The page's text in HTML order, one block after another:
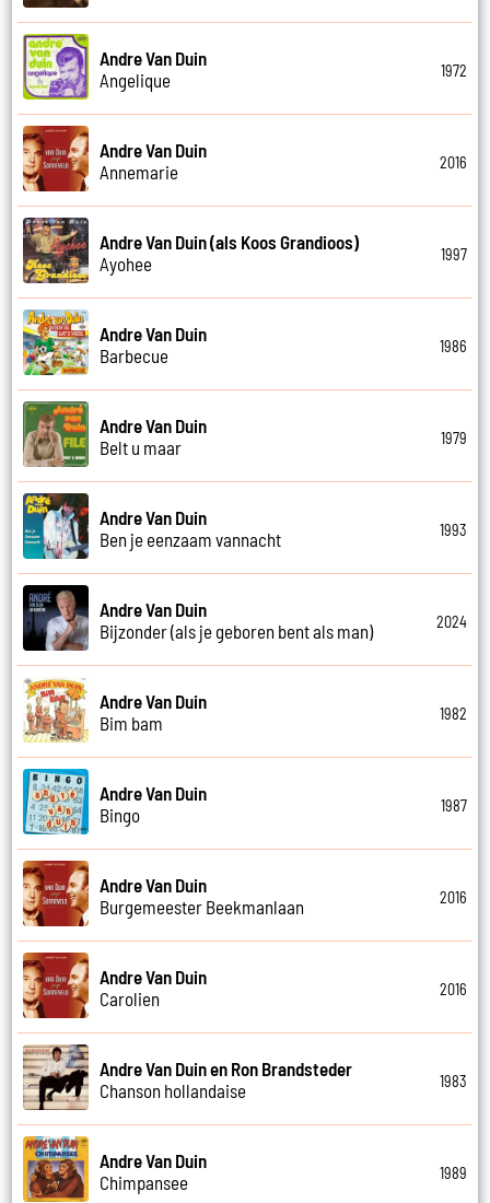
Andre Van Duin
Angelique
1972
Andre Van Duin
Annemarie
2016
Andre Van Duin (als Koos Grandioos)
Ayohee
1997
Andre Van Duin
Barbecue
1986
Andre Van Duin
Belt u maar
1979
Andre Van Duin
Ben je eenzaam vannacht
1993
Andre Van Duin
Bijzonder (als je geboren bent als man)
2024
Andre Van Duin
Bim bam
1982
Andre Van Duin
Bingo
1987
Andre Van Duin
Burgemeester Beekmanlaan
2016
Andre Van Duin
Carolien
2016
Andre Van Duin en Ron Brandsteder
Chanson hollandaise
1983
Andre Van Duin
Chimpansee
1989